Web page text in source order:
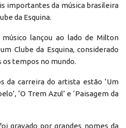
importantes da música brasileira
da Esquina.
músico lançou ao lado de Milton
Clube da Esquina, considerado
os tempos no mundo.
da carreira do artista estão ‘Um
‘O Trem Azul’ e ‘Paisagem da
gravado por grandes nomes da